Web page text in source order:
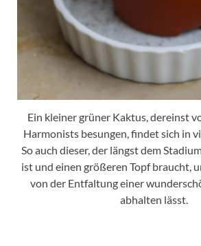
Ein kleiner grüner Kaktus, dereinst
Harmonists besungen, findet sich in
So auch dieser, der längst dem
ist und einen größeren Topf braucht,
von der Entfaltung einer
abhalten lässt.